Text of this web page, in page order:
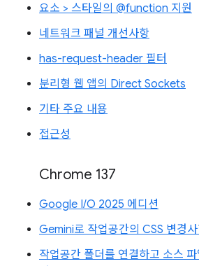
요소 > 스타일의 @function 지원
네트워크 패널 개선사항
has-request-header 필터
분리형 웹 앱의 Direct Sockets
기타 주요 내용
접근성
Chrome 137
Google I/O 2025 에디션
Gemini로 작업공간의 CSS 변경
작업공간 폴더를 연결하고 소스